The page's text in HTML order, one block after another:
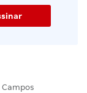
Campos